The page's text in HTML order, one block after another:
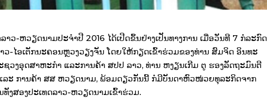
າວ-ຫວຽດ­ນາມ​ປະ­ຈຳ​ປີ 2016 ໄດ້​ເປີດ​ຂຶ້ນຢ່າງ​ເປັນ​ທາງ​ການ ເມື່ອ​ວັນ​ທີ 7 ກໍ​ລະກົດ​
ວ-ໄອເຕັກ​ນະ­ຄອນ­ຫຼວງ​ວຽງ​ຈັນ ໂດຍ​ໃຫ້ກຽດ​ເຂົ້າ​ຮ່ວມ​ຂອງ​ທ່ານ ສົມ​ຈິດ ອິນ​ທະ
ວງ​ອຸດ​ສາ​ຫະກຳ ແລະ​ການ​ຄ້າ ສປປ ລາວ, ທ່ານ ຫງຽນ​ເກີມ ຕູ ຮອງ​ລັດ­ຖະ­ມົນ­ຕີ​
ລະ​ ການ​ຄ້າ ສສ ຫວຽດ­ນາມ, ພ້ອມ​ດຽວ​ກັນ​ນີ້ ກໍ​ມີ​ບັນ­ດາຫົວ­ໜ່ວຍ​ທຸ­ລະ​ກິດ​ຈາກ​
ງ​ສອງ​ປະ­ເທດ​ລາວ-ຫວຽດນາມ​ເຂົ້າ​ຮ່ວມ.